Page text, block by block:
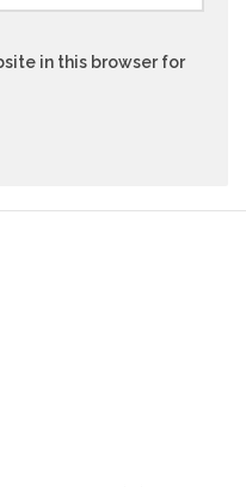
in this browser for